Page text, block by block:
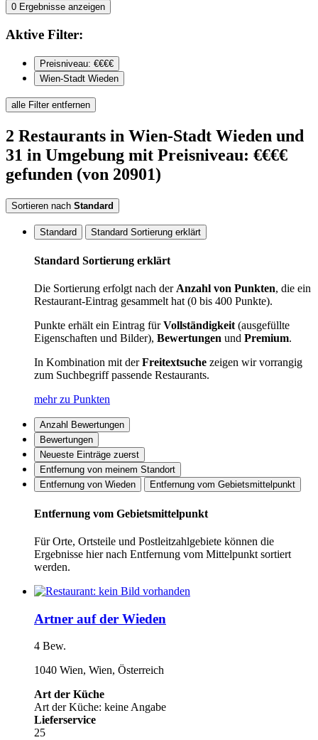
0 Ergebnisse anzeigen
Aktive Filter:
Preisniveau: €€€€
Wien-Stadt Wieden
alle Filter entfernen
2 Restaurants in Wien-Stadt Wieden und
31 in Umgebung mit Preisniveau: €€€€
gefunden (von 20901)
Sortieren nach Standard
Standard Standard Sortierung erklärt
Standard Sortierung erklärt
Die Sortierung erfolgt nach derAnzahl von Punkten, die ein
Restaurant-Eintrag gesammelt hat (0 bis 400 Punkte).
Punkte erhält ein Eintrag fürVollständigkeit(ausgefüllte
Eigenschaften und Bilder), Bewertungen und Premium.
In Kombination mit derFreitextsuche zeigen wir vorrangig
zum Suchbegriff passende Restaurants.
mehr zu Punkten
Anzahl Bewertungen
Bewertungen
Neueste Einträge zuerst
Entfernung von meinem Standort
Entfernung von Wieden
Entfernung vom Gebietsmittelpunkt
Entfernung vom Gebietsmittelpunkt
Für Orte, Ortsteile und Postleitzahlgebiete können die
Ergebnisse hier nach Entfernung vom Mittelpunkt sortiert
werden.
Artner auf der Wieden
4 Bew.
1040 Wien, Wien, Österreich
Art der Küche
Art der Küche: keine Angabe
Lieferservice
25